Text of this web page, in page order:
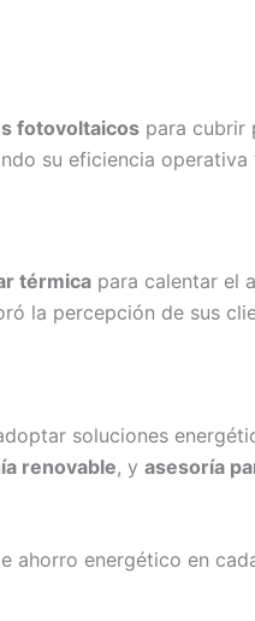
fotovoltaicos para cubrir
su eficiencia
térmica para calentar el
la percepción de sus
soluciones
renovable, y asesoría
ahorro energético en